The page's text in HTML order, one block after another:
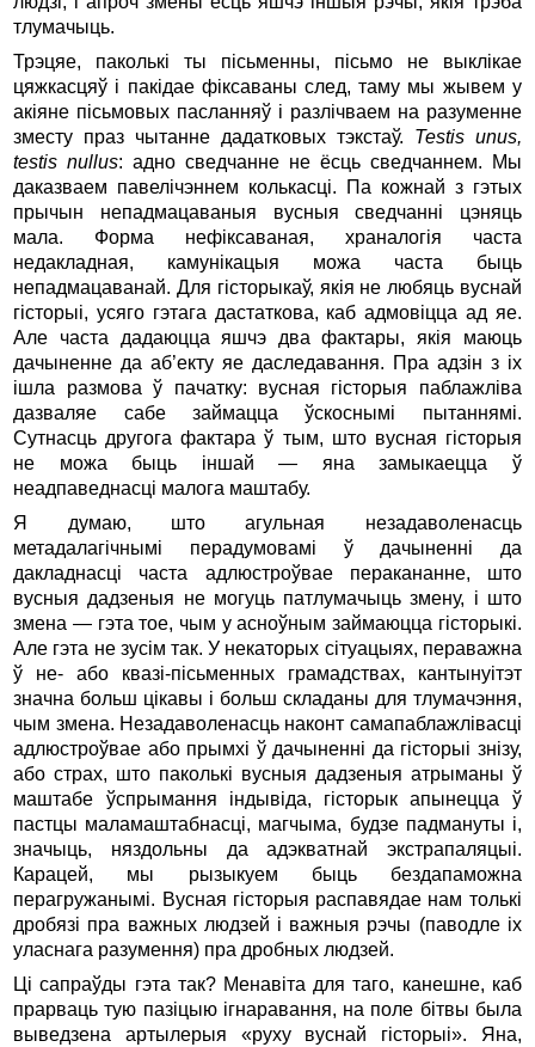
тлумачыць.
Трэцяе, паколькі ты пісьменны, пісьмо не выклікае
цяжкасцяў і пакідае фіксаваны след, таму мы жывем у
акіяне пісьмовых пасланняў і разлічваем на разуменне
зместу праз чытанне дадатковых тэкстаў. Testis unus,
testis nullus: адно сведчанне не ёсць сведчаннем. Мы
даказваем павелічэннем колькасці. Па кожнай з гэтых
прычын непадмацаваныя вусныя сведчанні цэняць
мала. Форма нефіксаваная, храналогія часта
недакладная, камунікацыя можа часта быць
непадмацаванай. Для гісторыкаў, якія не любяць вуснай
гісторыі, усяго гэтага дастаткова, каб адмовіцца ад яе.
Але часта дадаюцца яшчэ два фактары, якія маюць
дачыненне да аб’екту яе даследавання. Пра адзін з іх
ішла размова ў пачатку: вусная гісторыя паблажліва
дазваляе сабе займацца ўскоснымі пытаннямі.
Сутнасць другога фактара ў тым, што вусная гісторыя
не можа быць іншай — яна замыкаецца ў
неадпаведнасці малога маштабу.
Я думаю, што агульная незадаволенасць
метадалагічнымі перадумовамі ў дачыненні да
дакладнасці часта адлюстроўвае перакананне, што
вусныя дадзеныя не могуць патлумачыць змену, і што
змена — гэта тое, чым у асноўным займаюцца гісторыкі.
Але гэта не зусім так. У некаторых сітуацыях, пераважна
ў не- або квазі-пісьменных грамадствах, кантынуітэт
значна больш цікавы і больш складаны для тлумачэння,
чым змена. Незадаволенасць наконт самапаблажлівасці
адлюстроўвае або прымхі ў дачыненні да гісторыі знізу,
або страх, што паколькі вусныя дадзеныя атрыманы ў
маштабе ўспрымання індывіда, гісторык апынецца ў
пастцы маламаштабнасці, магчыма, будзе падмануты і,
значыць, няздольны да адэкватнай экстрапаляцыі.
Карацей, мы рызыкуем быць бездапаможна
перагружанымі. Вусная гісторыя распавядае нам толькі
дробязі пра важных людзей і важныя рэчы (паводле іх
уласнага разумення) пра дробных людзей.
Ці сапраўды гэта так? Менавіта для таго, канешне, каб
прарваць тую пазіцыю ігнаравання, на поле бітвы была
выведзена артылерыя «руху вуснай гісторыі». Яна,